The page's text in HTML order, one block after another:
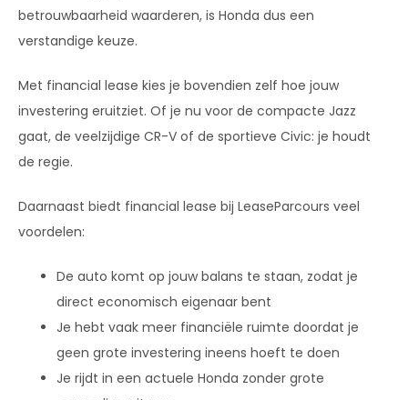
betrouwbaarheid waarderen, is Honda dus een
verstandige keuze.
Met financial lease kies je bovendien zelf hoe jouw
investering eruitziet. Of je nu voor de compacte Jazz
gaat, de veelzijdige CR-V of de sportieve Civic: je houdt
de regie.
Daarnaast biedt financial lease bij LeaseParcours veel
voordelen:
De auto komt op jouw balans te staan, zodat je
direct economisch eigenaar bent
Je hebt vaak meer financiële ruimte doordat je
geen grote investering ineens hoeft te doen
Je rijdt in een actuele Honda zonder grote